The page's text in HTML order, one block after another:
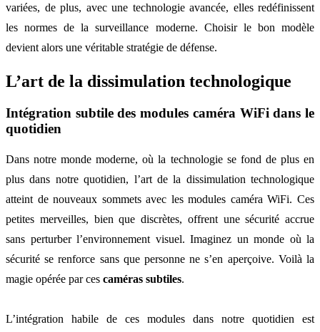
variées, de plus, avec une technologie avancée, elles redéfinissent
les normes de la surveillance moderne. Choisir le bon modèle
devient alors une véritable stratégie de défense.
L’art de la dissimulation technologique
Intégration subtile des modules caméra WiFi dans le
quotidien
Dans notre monde moderne, où la technologie se fond de plus en
plus dans notre quotidien, l’art de la dissimulation technologique
atteint de nouveaux sommets avec les modules caméra WiFi. Ces
petites merveilles, bien que discrètes, offrent une sécurité accrue
sans perturber l’environnement visuel. Imaginez un monde où la
sécurité se renforce sans que personne ne s’en aperçoive. Voilà la
magie opérée par ces caméras subtiles.
L’intégration habile de ces modules dans notre quotidien est